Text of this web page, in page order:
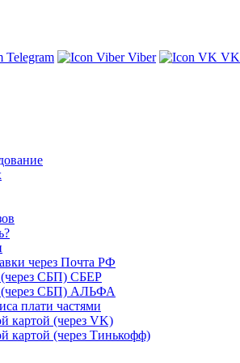
Telegram Viber VK
через Почта РФ
(через СБП) СБЕР
(через СБП) АЛЬФА
плати частями
картой (через VK)
картой (через Тинькофф)